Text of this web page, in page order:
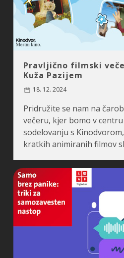
Pravljično filmski
Kuža Pazijem
18. 12. 2024
Pridružite se nam na
večeru, kjer bomo v
sodelovanju s
kratkih animiranih filmov